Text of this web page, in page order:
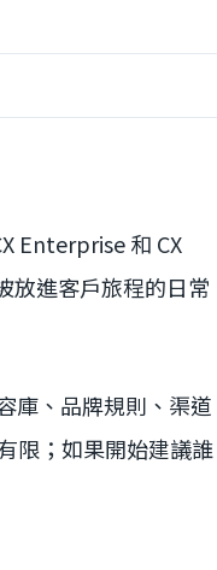
Enterprise 和 CX
放進客戶旅程的日常
庫、品牌規則、渠道
限；如果開始建議誰